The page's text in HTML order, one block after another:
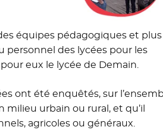
équipes pédagogiques et plus
personnel des lycées pour les
eux le lycée de Demain.
ont été enquêtés, sur
milieu urbain ou rural, et qu’il
agricoles ou généraux.